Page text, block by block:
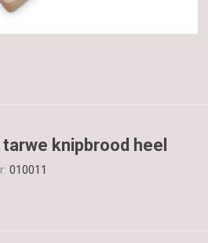
knipbrood heel
010011